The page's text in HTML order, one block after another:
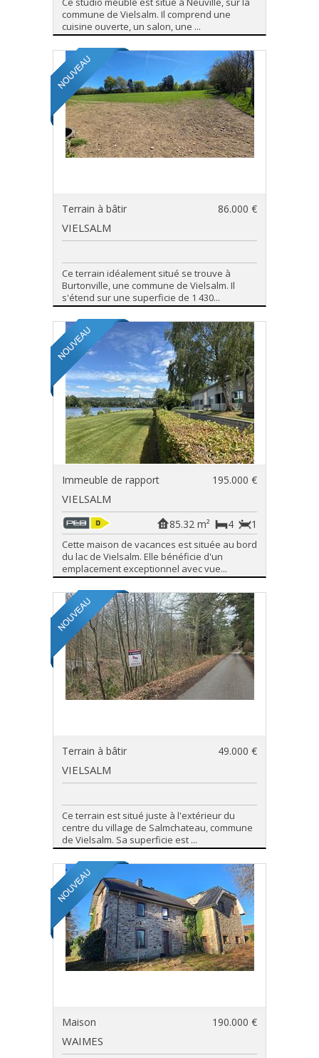
commune de Vielsalm. Il comprend une
cuisine ouverte, un salon, une ...
Terrain à bâtir 86.000 €
VIELSALM
Ce terrain idéalement situé se trouve à
Burtonville, une commune de Vielsalm. Il
s'étend sur une superficie de 1 430...
Immeuble de rapport 195.000 €
VIELSALM
1
4
85.32 m²
Cette maison de vacances est située au bord
du lac de Vielsalm. Elle bénéficie d'un
emplacement exceptionnel avec vue...
Terrain à bâtir 49.000 €
VIELSALM
Ce terrain est situé juste à l'extérieur du
centre du village de Salmchateau, commune
de Vielsalm. Sa superficie est ...
Maison 190.000 €
WAIMES